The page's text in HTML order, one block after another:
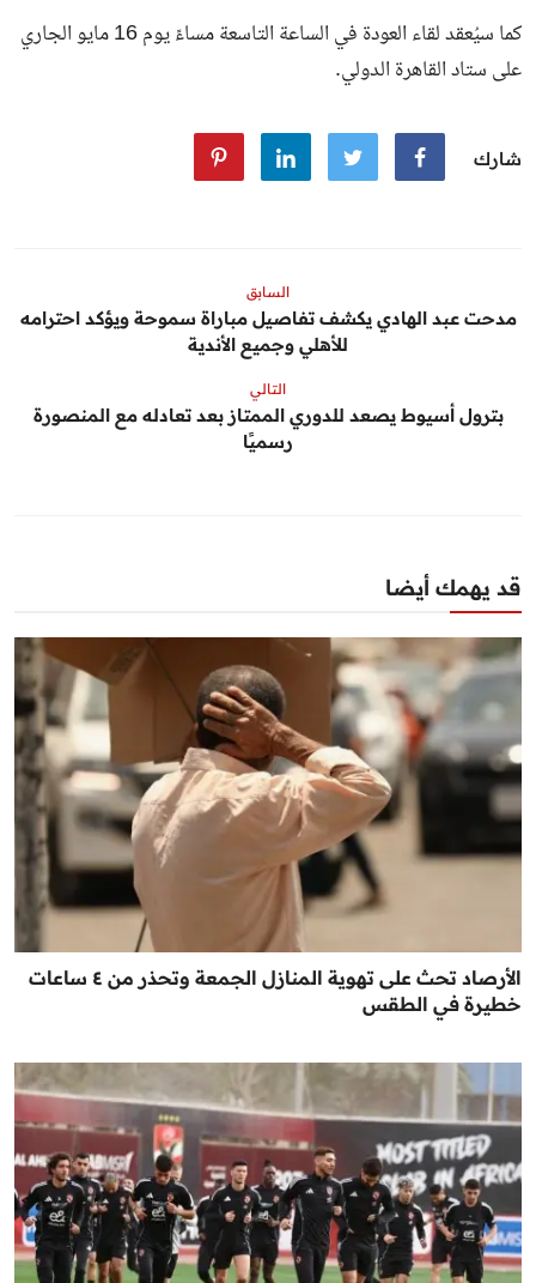
كما سيُعقد لقاء العودة في الساعة التاسعة مساءً يوم 16 مايو الجاري
على ستاد القاهرة الدولي.
شارك
السابق
مدحت عبد الهادي يكشف تفاصيل مباراة سموحة ويؤكد احترامه
للأهلي وجميع الأندية
التالي
بترول أسيوط يصعد للدوري الممتاز بعد تعادله مع المنصورة
رسميًا
قد يهمك أيضا
الأرصاد تحث على تهوية المنازل الجمعة وتحذر من ٤ ساعات
خطيرة في الطقس